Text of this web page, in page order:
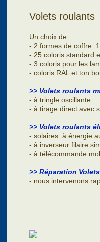
Volets roulants
Un choix de:
- 2 formes de coffre:
- 25 coloris standard
- 3 coloris pour les
- coloris RAL et ton
>> Volets roulants
- à tringle oscillante
- à tirage direct avec
>> Volets roulants
- solaires: à énergie
- à inverseur filaire
- à télécommande
>> Réparation
- nous intervenons